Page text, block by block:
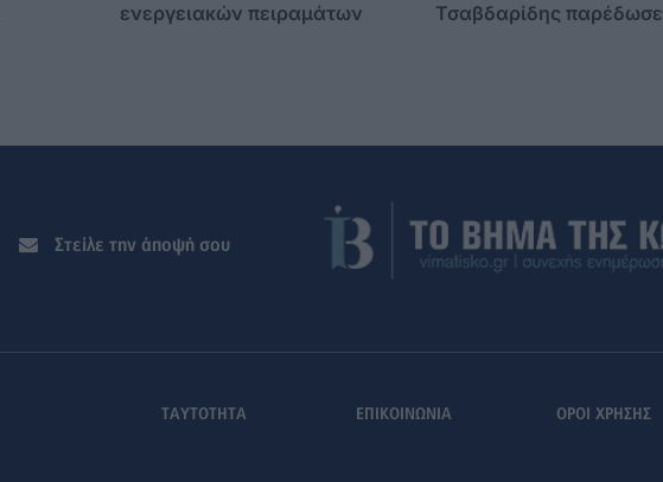
ενεργειακών πειραμάτων
Τσαβδαρίδης παρέδωσε
Στείλε την άποψή σου
ΤΑΥΤΟΤΗΤΑ ΕΠΙΚΟΙΝΩΝΙΑ ΟΡΟΙ ΧΡΗΣΗΣ